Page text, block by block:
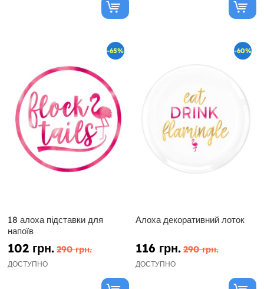
-65%
18 алоха підставки для
напоїв
102 грн. 290 грн.
ДОСТУПНО
-60%
Алоха декоративний лоток
116 грн. 290 грн.
ДОСТУПНО